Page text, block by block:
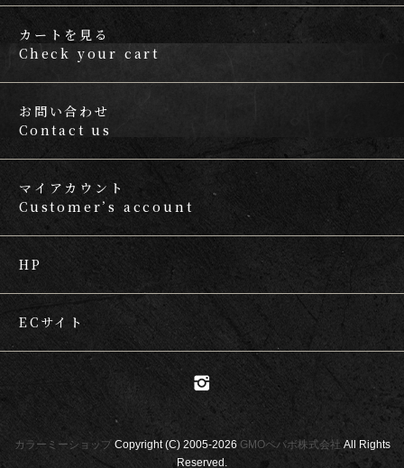
カートを見る
Check your cart
お問い合わせ
Contact us
マイアカウント
Customer’s account
HP
ECサイト
カラーミーショップ Copyright (C) 2005-2026 GMOペパボ株式会社All Rights
Reserved.